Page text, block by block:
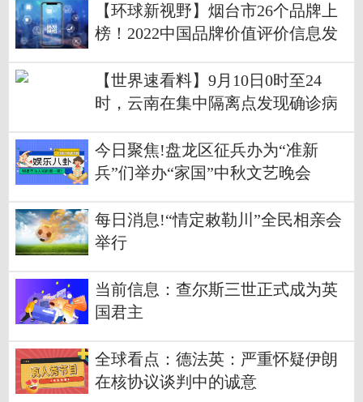
【环球新视野】烟台市26个品牌上
榜！2022中国品牌价值评价信息发
【世界速看料】9月10日0时至24
时，云南在集中隔离点发现确诊病
今日聚焦!盘龙区征兵办为“准新
兵”们举办“家国”中秋文艺晚会
每日消息!“情定敕勒川”全民相亲会
举行
当前信息：查尔斯三世正式成为英
国君主
全球看点：德法英：严重怀疑伊朗
在核协议谈判中的诚意